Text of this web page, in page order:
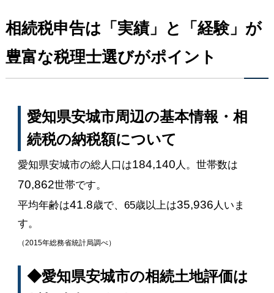
相続税申告は「実績」と「経験」が
豊富な税理士選びがポイント
愛知県安城市周辺の基本情報・相
続税の納税額について
愛知県安城市の総人口は184,140 人。世帯数は
70,862世帯です。
平均年齢は41.8歳で、65歳以上は35,936 人いま
す。
（2015年総務省統計局調べ）
◆愛知県安城市の相続土地評価は